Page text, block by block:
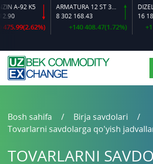
92 K5
ARMATURA 12 ST 35 GS O‘LCHAMLI
8 302 168.43
+140 408.47(1.72%)
DIZEL
16 185
+1
Bosh sahifa
Birja savdolari
Tovarlarni savdolarga qo'yish
TOVARLARNI